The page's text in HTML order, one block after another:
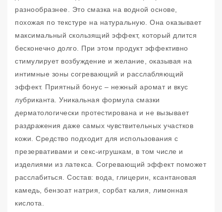
разнообразнее. Это смазка на водной основе,
похожая по текстуре на натуральную. Она оказывает
максимальный скользящий эффект, который длится
бесконечно долго. При этом продукт эффективно
стимулирует возбуждение и желание, оказывая на
интимные зоны согревающий и расслабляющий
эффект. Приятный бонус – нежный аромат и вкус
лубриканта. Уникальная формула смазки
дерматологически протестирована и не вызывает
раздражения даже самых чувствительных участков
кожи. Средство подходит для использования с
презервативами и секс-игрушкам, в том числе и
изделиями из латекса. Согревающий эффект поможет
расслабиться. Состав: вода, глицерин, ксантановая
камедь, бензоат натрия, сорбат калия, лимонная
кислота.